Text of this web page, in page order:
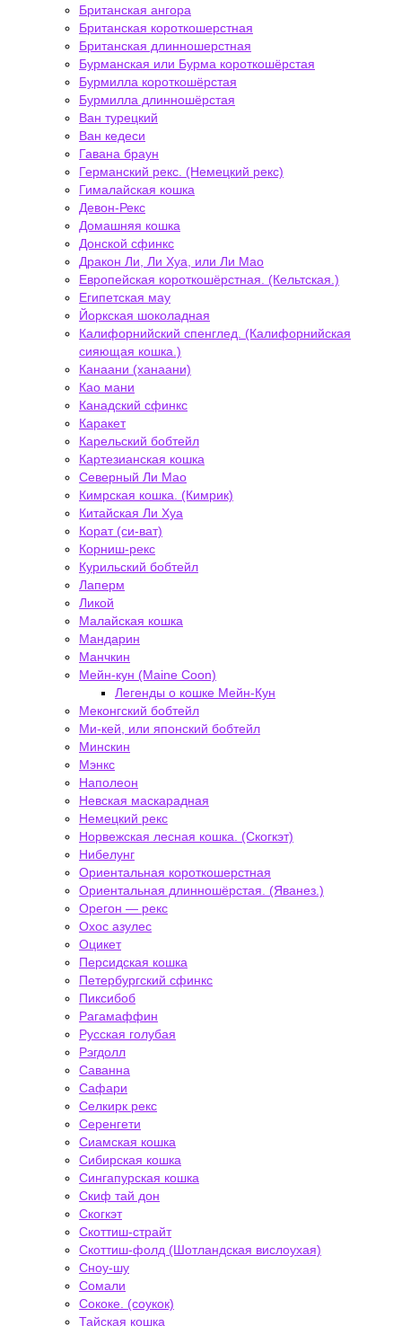
Британская ангора
Британская короткошерстная
Британская длинношерстная
Бурманская или Бурма короткошёрстая
Бурмилла короткошёрстая
Бурмилла длинношёрстая
Ван турецкий
Ван кедеси
Гавана браун
Германский рекс. (Немецкий рекс)
Гималайская кошка
Девон-Рекс
Домашняя кошка
Донской сфинкс
Дракон Ли, Ли Хуа, или Ли Мао
Европейская короткошёрстная. (Кельтская.)
Египетская мау
Йоркская шоколадная
Калифорнийский спенглед. (Калифорнийская
сияющая кошка.)
Канаани (ханаани)
Као мани
Канадский сфинкс
Каракет
Карельский бобтейл
Картезианская кошка
Северный Ли Мао
Кимрская кошка. (Кимрик)
Китайская Ли Хуа
Корат (си-ват)
Корниш-рекс
Курильский бобтейл
Лаперм
Ликой
Малайская кошка
Мандарин
Манчкин
Мейн-кун (Maine Coon)
Легенды о кошке Мейн-Кун
Меконгский бобтейл
Ми-кей, или японский бобтейл
Минскин
Мэнкс
Наполеон
Невская маскарадная
Немецкий рекс
Норвежская лесная кошка. (Скогкэт)
Нибелунг
Ориентальная короткошерстная
Ориентальная длинношёрстая. (Яванез.)
Орегон — рекс
Охос азулес
Оцикет
Персидская кошка
Петербургский сфинкс
Пиксибоб
Рагамаффин
Русская голубая
Рэгдолл
Саванна
Сафари
Селкирк рекс
Серенгети
Сиамская кошка
Сибирская кошка
Сингапурская кошка
Скиф тай дон
Скогкэт
Скоттиш-страйт
Скоттиш-фолд (Шотландская вислоухая)
Сноу-шу
Сомали
Сококе. (соукок)
Тайская кошка